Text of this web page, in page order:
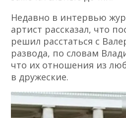
Недавно в интервью
артист рассказал, что
решил расстаться с
развода, по словам
что их отношения из
в дружеские.